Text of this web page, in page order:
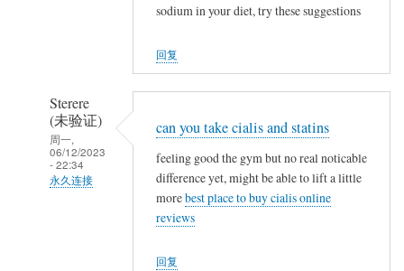
回
复
a
c
c
sodium in your diet, try these suggestions
回复
Sterere
(未验证)
周一,
06/12/2023
- 22:34
永久连接
can you take cialis and statins
feeling good the gym but no real noticable
difference yet, might be able to lift a little
morebest place to buy cialis online
reviews
回复